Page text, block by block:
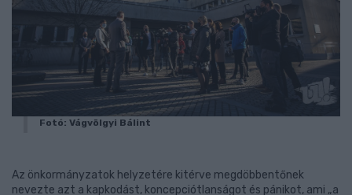
Fotó: Vágvölgyi Bálint
Az önkormányzatok helyzetére kitérve megdöbbentőnek
nevezte azt a kapkodást, koncepciótlanságot és pánikot, ami „a